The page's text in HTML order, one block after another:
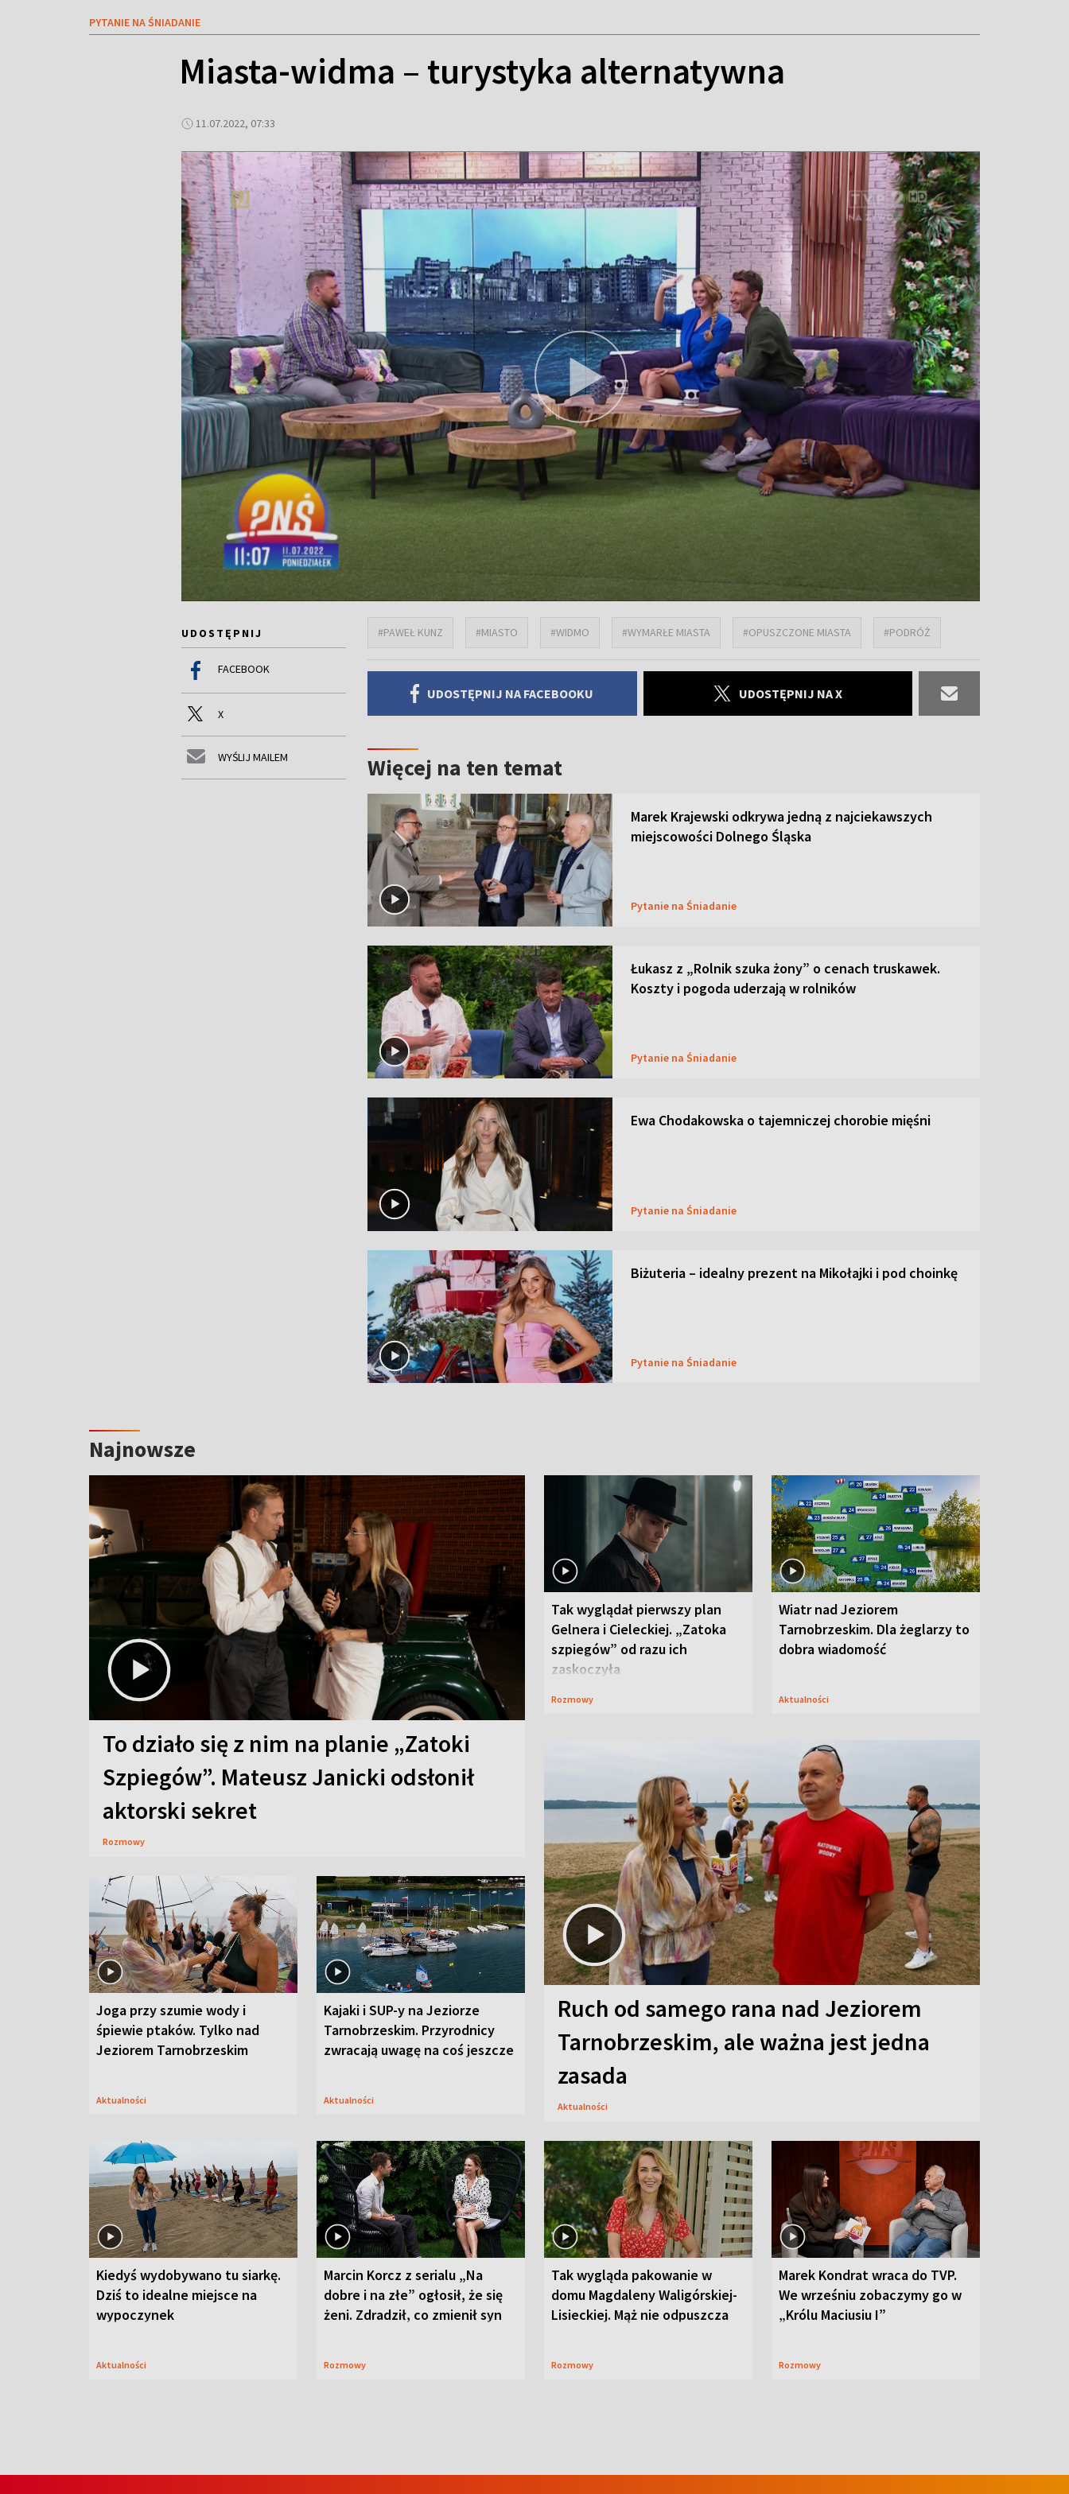
PYTANIE NA ŚNIADANIE
Miasta-widma – turystyka alternatywna
11.07.2022, 07:33
UDOSTĘPNIJ
FACEBOOK
X
WYŚLIJ MAILEM
#PAWEŁ KUNZ #MIASTO #WIDMO #WYMARŁE MIASTA #OPUSZCZONE MIASTA #PODRÓŻ
UDOSTĘPNIJ NA FACEBOOKU UDOSTĘPNIJ NA X
Więcej na ten temat
Marek Krajewski odkrywa jedną z najciekawszych
miejscowości Dolnego Śląska
Pytanie na Śniadanie
Łukasz z „Rolnik szuka żony” o cenach truskawek.
Koszty i pogoda uderzają w rolników
Pytanie na Śniadanie
Ewa Chodakowska o tajemniczej chorobie mięśni
Pytanie na Śniadanie
Biżuteria – idealny prezent na Mikołajki i pod choinkę
Pytanie na Śniadanie
Najnowsze
To działo się z nim na planie „Zatoki
Szpiegów”. Mateusz Janicki odsłonił
aktorski sekret
Rozmowy
Tak wyglądał pierwszy plan
Gelnera i Cieleckiej. „Zatoka
szpiegów” od razu ich
zaskoczyła
Rozmowy
Wiatr nad Jeziorem
Tarnobrzeskim. Dla żeglarzy to
dobra wiadomość
Aktualności
Joga przy szumie wody i
śpiewie ptaków. Tylko nad
Jeziorem Tarnobrzeskim
Aktualności
Kajaki i SUP-y na Jeziorze
Tarnobrzeskim. Przyrodnicy
zwracają uwagę na coś jeszcze
Aktualności
Ruch od samego rana nad Jeziorem
Tarnobrzeskim, ale ważna jest jedna
zasada
Aktualności
Kiedyś wydobywano tu siarkę.
Dziś to idealne miejsce na
wypoczynek
Aktualności
Marcin Korcz z serialu „Na
dobre i na złe” ogłosił, że się
żeni. Zdradził, co zmienił syn
Rozmowy
Tak wygląda pakowanie w
domu Magdaleny Waligórskiej-
Lisieckiej. Mąż nie odpuszcza
Rozmowy
Marek Kondrat wraca do TVP.
We wrześniu zobaczymy go w
„Królu Maciusiu I”
Rozmowy